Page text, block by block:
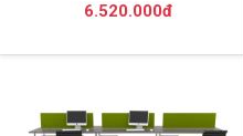
6.520.000đ